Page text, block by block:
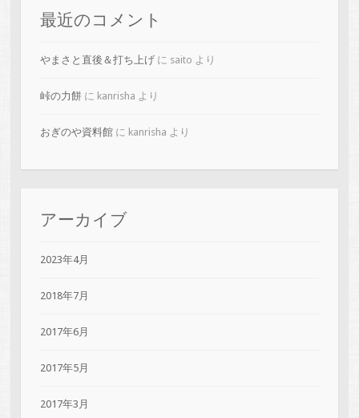
最近のコメント
やまさと直後＆打ち上げに saito より
峠の力餅 に kanrisha より
おぎのや資料館に kanrisha より
アーカイブ
2023年4月
2018年7月
2017年6月
2017年5月
2017年3月